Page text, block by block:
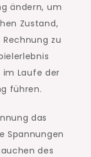
ändern, um
Zustand,
zu
Laufe der
führen.
das
Spannungen
des